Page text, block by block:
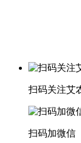
扫码关注艾
扫码加微信